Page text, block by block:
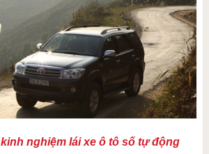
kinh nghiệm lái xe ô tô số tự động